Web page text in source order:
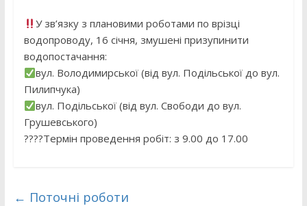
У зв’язку з плановими роботами по врізці
водопроводу, 16 січня, змушені призупинити
водопостачання:
вул. Володимирської (від вул. Подільської до вул.
Пилипчука)
вул. Подільської (від вул. Свободи до вул.
Грушевського)
????Термін проведення робіт: з 9.00 до 17.00
← Поточні роботи